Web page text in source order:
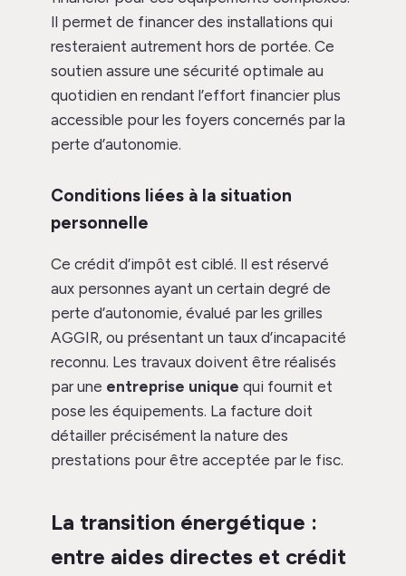
Il permet de financer des installations qui
resteraient autrement hors de portée. Ce
soutien assure une sécurité optimale au
quotidien en rendant l’effort financier plus
accessible pour les foyers concernés par la
perte d’autonomie.
Conditions liées à la situation
personnelle
Ce crédit d’impôt est ciblé. Il est réservé
aux personnes ayant un certain degré de
perte d’autonomie, évalué par les grilles
AGGIR, ou présentant un taux d’incapacité
reconnu. Les travaux doivent être réalisés
par une entreprise unique qui fournit et
pose les équipements. La facture doit
détailler précisément la nature des
prestations pour être acceptée par le fisc.
La transition énergétique :
entre aides directes et crédit